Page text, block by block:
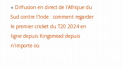
« Diffusion en direct de l'Afrique du
Sud contre l'Inde : comment regarder
le premier cricket du T20 2024 en
ligne depuis Kingsmead depuis
n'importe où